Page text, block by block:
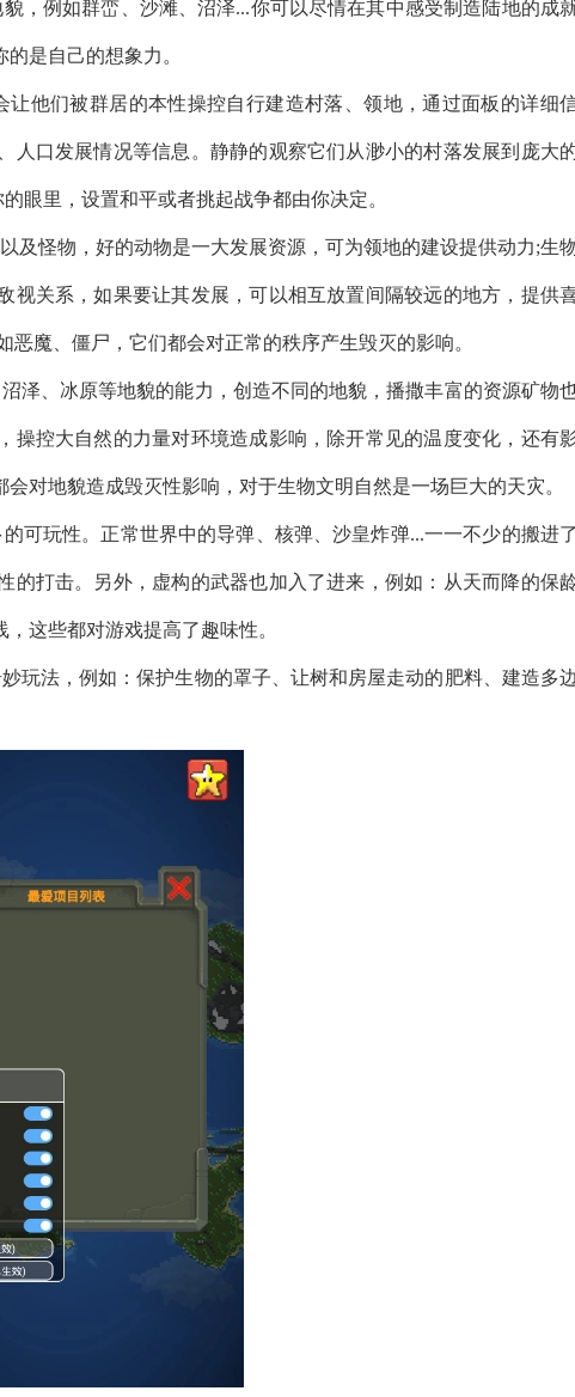
，例如群峦、沙滩、沼泽...你可以尽情在其中感受制造陆地的成
是自己的想象力。
他们被群居的本性操控自行建造村落、领地，通过面板的详细
人口发展情况等信息。静静的观察它们从渺小的村落发展到庞大
眼里，设置和平或者挑起战争都由你决定。
及怪物，好的动物是一大发展资源，可为领地的建设提供动力;生
视关系，如果要让其发展，可以相互放置间隔较远的地方，提供
魔、僵尸，它们都会对正常的秩序产生毁灭的影响。
泽、冰原等地貌的能力，创造不同的地貌，播撒丰富的资源矿物
操控大自然的力量对环境造成影响，除开常见的温度变化，还有
对地貌造成毁灭性影响，对于生物文明自然是一场巨大的天灾。
可玩性。正常世界中的导弹、核弹、沙皇炸弹...一一不少的搬进了
的打击。另外，虚构的武器也加入了进来，例如：从天而降的保
这些都对游戏提高了趣味性。
玩法，例如：保护生物的罩子、让树和房屋走动的肥料、建造多边